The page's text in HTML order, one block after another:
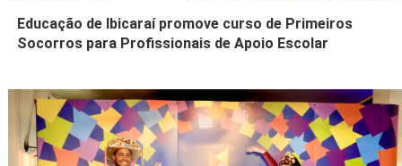
Educação de Ibicaraí promove curso de Primeiros
Socorros para Profissionais de Apoio Escolar